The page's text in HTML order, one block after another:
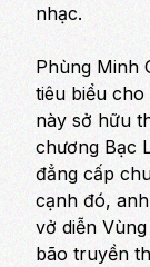
nhạc.
Phùng Minh
tiêu biểu
này sở hữu
chương Bạc
đẳng cấp
cạnh đó,
vở diễn
bão truyền